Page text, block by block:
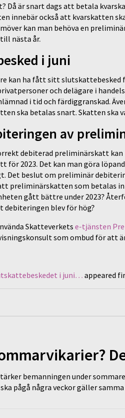
Då är snart dags att betala
innebär också att kvarskatten
kan man behöva en
nästa år.
i juni
kan ha fått sitt
och delägare i
i tid och färdiggranskad.
ska betalas snart. Skatten ska
av
debiterad preliminärskatt
för 2023. Det kan man göra
Det beslut om preliminär
preliminärskatten som betalas
gått bättre under 2023?
debiteringen blev för hög?
Skatteverkets e-tjänsten
som ombud för att
i juni…appeared
bemanningen under
pågå några veckor gäller